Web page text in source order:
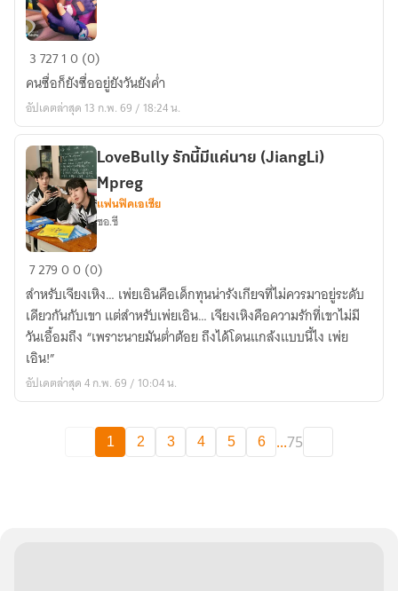
ลัทธิ
มาร
OC]
BOBOIBOY
]
GOPAL
X
FANG
372710 (0)
คนซื่อก็ยังซื่ออยู่ยังวันยังค่ำ
อัปเดตล่าสุด 13 ก.พ. 69 / 18:24 น.
LoveBully
รัก
นี้
มี
แค่
นาย
(JiangLi)
LoveBully รักนี้มีแค่นาย (JiangLi)
Mpreg
แฟนฟิคเอเชีย
ซอ.ซี
727900 (0)
สำหรับเจียงเหิง… เพ่ยเอินคือเด็กทุนน่ารังเกียจที่ไม่ควรมาอยู่ระดับ
เดียวกันกับเขา แต่สำหรับเพ่ยเอิน… เจียงเหิงคือความรักที่เขาไม่มี
วันเอื้อมถึง “เพราะนายมันต่ำต้อย ถึงได้โดนแกล้งแบบนี้ไง เพ่ย
เอิน!”
อัปเดตล่าสุด 4 ก.พ. 69 / 10:04 น.
1 2 3 4 5 6 ...75